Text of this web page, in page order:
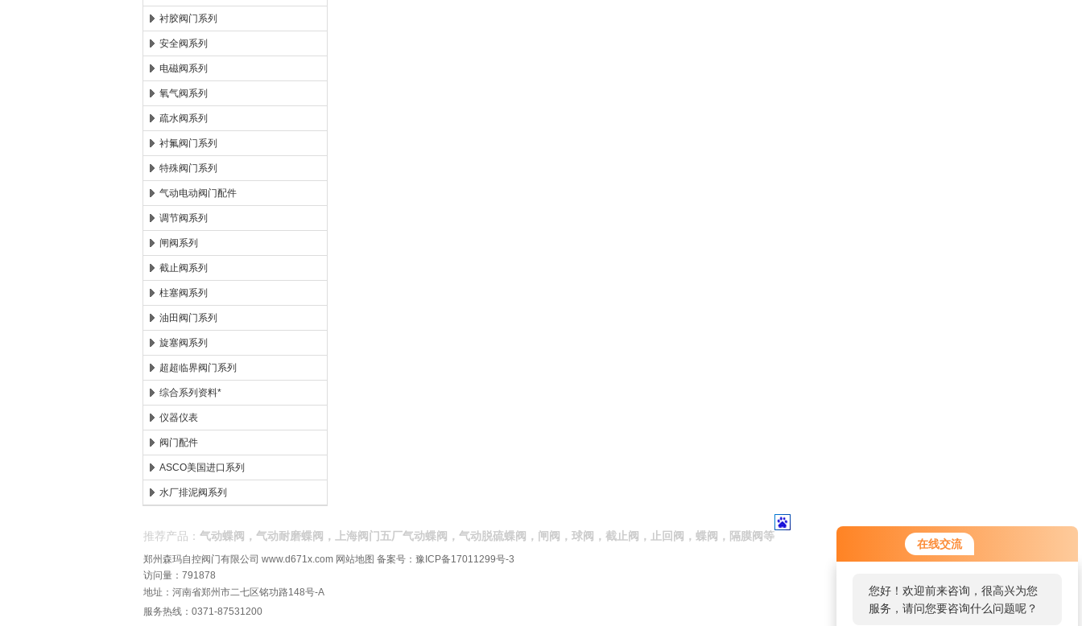
在线交流
您好！欢迎前来咨询，很高兴为您
服务，请问您要咨询什么问题呢？
衬胶阀门系列
安全阀系列
电磁阀系列
氧气阀系列
疏水阀系列
衬氟阀门系列
特殊阀门系列
气动电动阀门配件
调节阀系列
闸阀系列
截止阀系列
柱塞阀系列
油田阀门系列
旋塞阀系列
超超临界阀门系列
综合系列资料*
仪器仪表
阀门配件
ASCO美国进口系列
水厂排泥阀系列
推荐产品： 气动蝶阀，气动耐磨蝶阀，上海阀门五厂气动蝶阀，气动脱硫蝶阀，闸阀，球阀，截止阀，止回阀，蝶阀，隔膜阀等
郑州森玛自控阀门有限公司 www.d671x.com 网站地图 备案号： 豫ICP备17011299号-3
访问量：791878
地址：河南省郑州市二七区铭功路148号-A
服务热线：0371-87531200